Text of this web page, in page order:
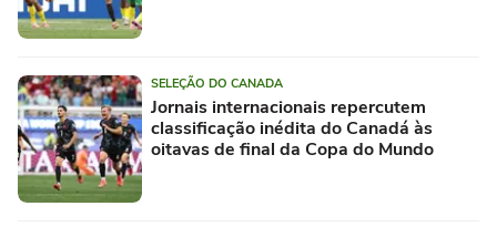
SELEÇÃO DO CANADA
Jornais internacionais repercutem
classificação inédita do Canadá às
oitavas de final da Copa do Mundo